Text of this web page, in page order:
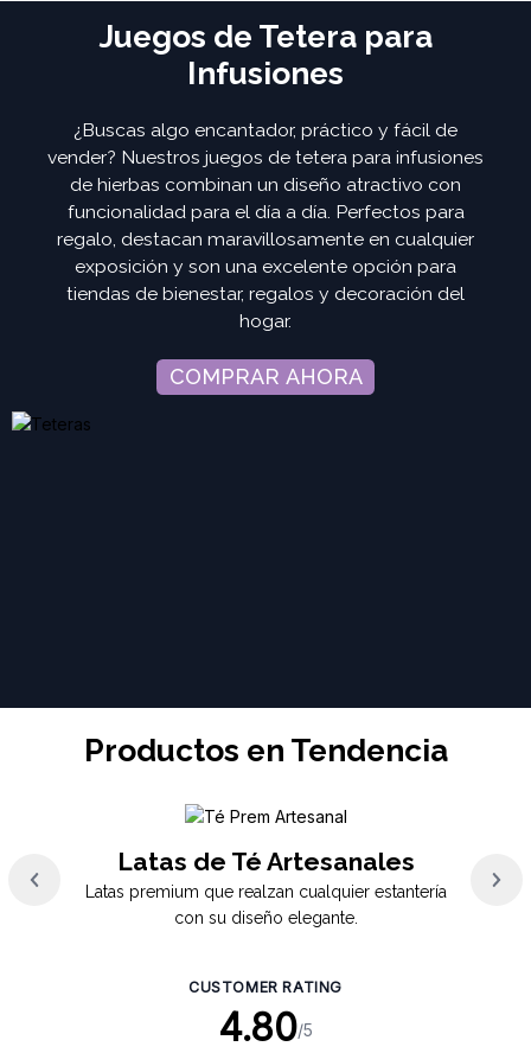
Juegos de Tetera para
Infusiones
¿Buscas algo encantador, práctico y fácil de
vender? Nuestros juegos de tetera para infusiones
de hierbas combinan un diseño atractivo con
funcionalidad para el día a día. Perfectos para
regalo, destacan maravillosamente en cualquier
exposición y son una excelente opción para
tiendas de bienestar, regalos y decoración del
hogar.
COMPRAR AHORA
Productos en Tendencia
Latas de Té Artesanales
Latas premium que realzan cualquier estantería
con su diseño elegante.
CUSTOMER RATING
4.80/5